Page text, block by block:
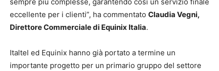
sempre più complesse, garantendo così un servizio finale
eccellente per i clienti”, ha commentato Claudia Vegni,
Direttore Commerciale di Equinix Italia.
Italtel ed Equinix hanno già portato a termine un
importante progetto per un primario gruppo del settore